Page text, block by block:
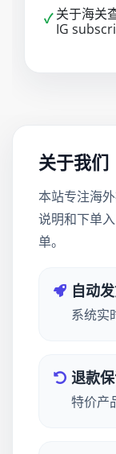
✓ 关于海关
IG
关于我们
本站专注海
说明和下单
单。
自动
系统实
退款
特价产